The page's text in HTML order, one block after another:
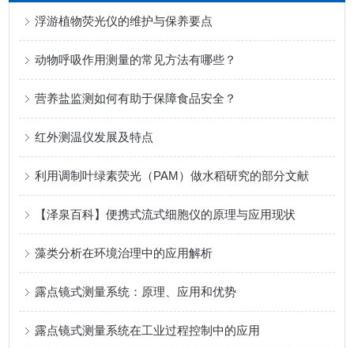
浮游植物荧光仪的维护与保养要点
动物呼吸作用测量的常见方法有哪些？
营养盐监测如何有助于保障食品安全？
红外测温仪发展及特点
利用调制叶绿素荧光（PAM）做水稻研究的部分文献
【泽泉百科】便携式流式细胞仪的原理与应用现状
藻类分析在环境治理中的应用解析
露点镜式测量系统：原理、应用和优势
露点镜式测量系统在工业过程控制中的应用